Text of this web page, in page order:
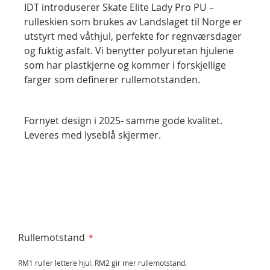
IDT introduserer Skate Elite Lady Pro PU –
rulleskien som brukes av Landslaget til Norge er
utstyrt med våthjul, perfekte for regnværsdager
og fuktig asfalt. Vi benytter polyuretan hjulene
som har plastkjerne og kommer i forskjellige
farger som definerer rullemotstanden.
Fornyet design i 2025- samme gode kvalitet.
Leveres med lyseblå skjermer.
Rullemotstand
RM1 ruller lettere hjul. RM2 gir mer rullemotstand.